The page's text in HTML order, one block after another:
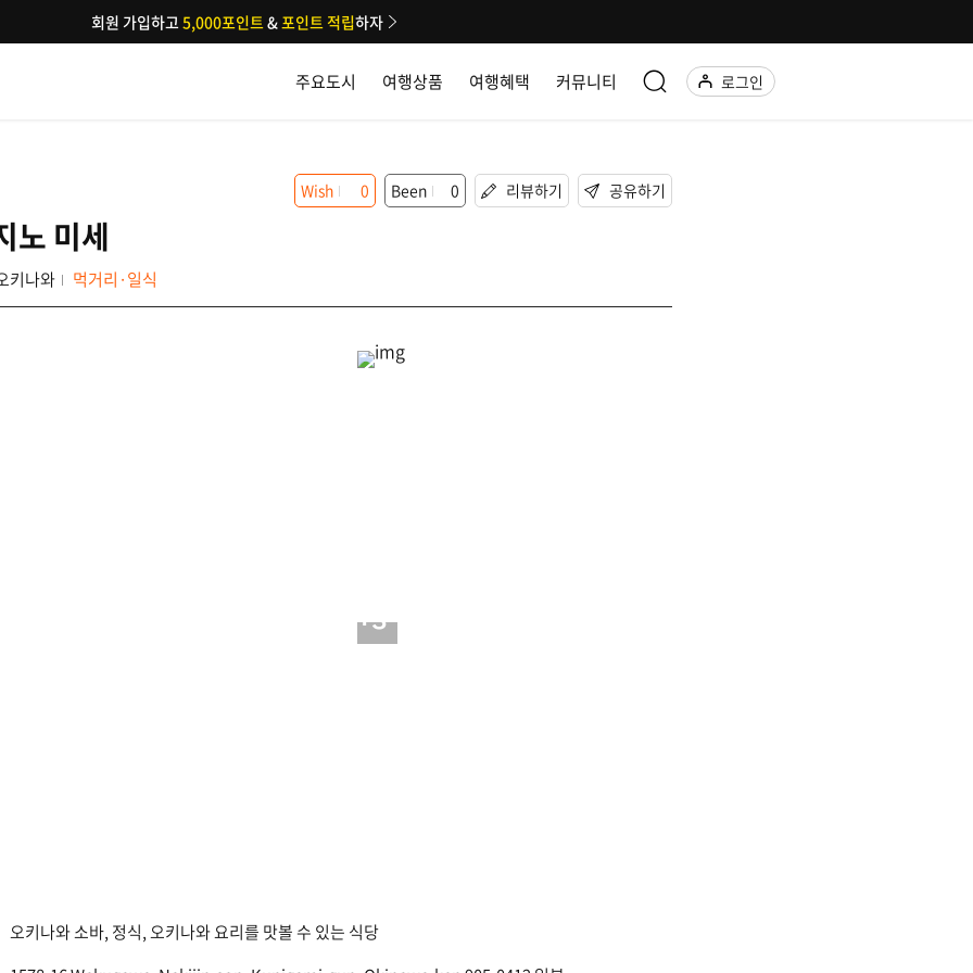
주요도시 여행상품 여행혜택 커뮤니티 로그인
회원 가입하고5,000포인트&포인트 적립하자
노 미세
키나와 먹거리·일식
Wish 0 Been 0 리뷰하기 공유하기
+3
오키나와 소바, 정식, 오키나와 요리를 맛볼 수 있는 식당